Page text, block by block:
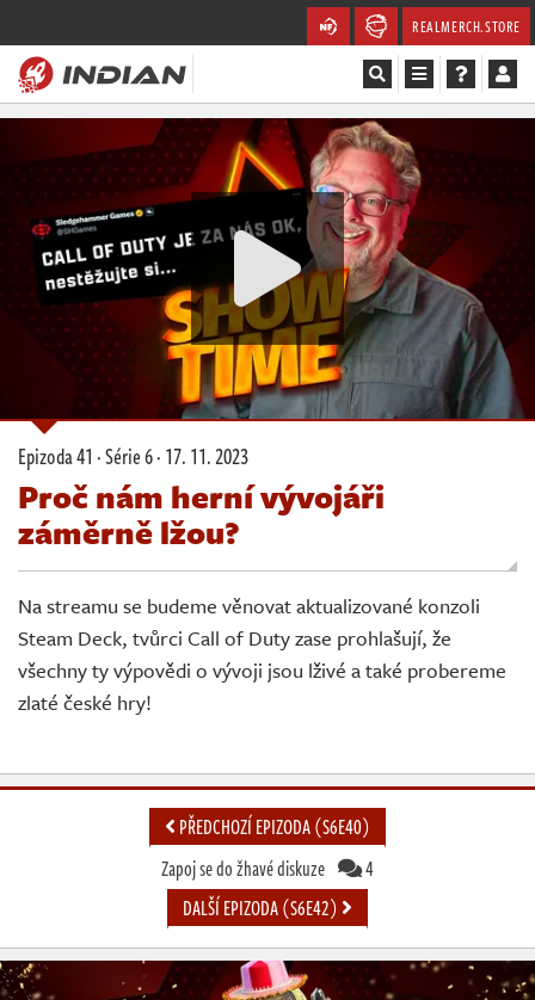
REALMERCH.STORE
Recenze
Videa
Soutěže
Databáze
Komunita
Redakce
Živě
Epizoda 41 · Série 6 ·17. 11. 2023
Proč nám herní vývojáři
záměrně lžou?
Na streamu se budeme věnovat aktualizované konzoli
Steam Deck, tvůrci Call of Duty zase prohlašují, že
všechny ty výpovědi o vývoji jsou lživé a také probereme
zlaté české hry!
PŘEDCHOZÍ EPIZODA (S6E40)
Zapoj se do žhavé diskuze
4
DALŠÍ EPIZODA (S6E42)